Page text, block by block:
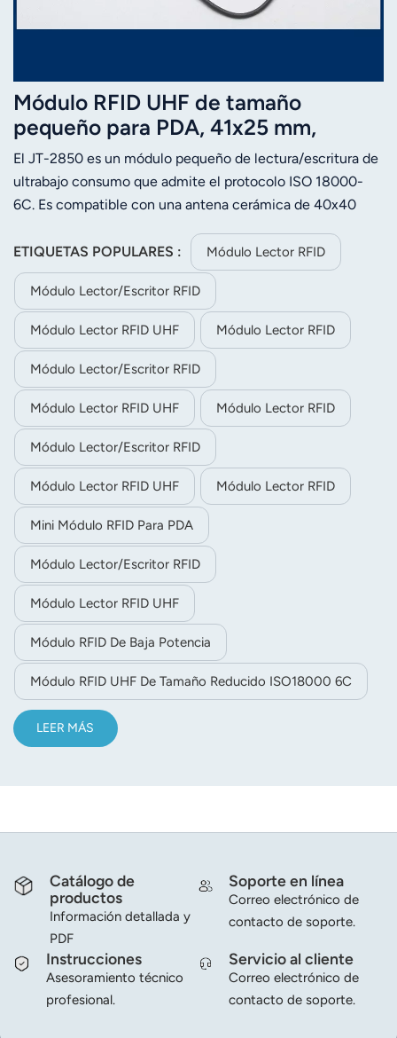
Módulo RFID UHF de tamaño
pequeño para PDA, 41x25 mm,
ISO18000 6C, 0-100 cm, 0-100 cm
El JT-2850 es un módulo pequeño de lectura/escritura de
ultrabajo consumo que admite el protocolo ISO 18000-
6C. Es compatible con una antena cerámica de 40x40
medido puede alcanzar los 60~80 cm.Se puede integrar
fácilmente en terminales portátiles como tabletas y PDA
para habilitar la función de expansión RFID de dichos
dispositivos, y se utiliza ampliamente en otros campos
como la gestión logística, la inspección de calidad de
productos, la gestión de personal, etc.
ETIQUETAS POPULARES : Módulo Lector RFID
Módulo Lector/escritor RFID
Módulo Lector RFID UHF Módulo Lector RFID
Módulo Lector/escritor RFID
Módulo Lector RFID UHF Módulo Lector RFID
Módulo Lector/escritor RFID
Módulo Lector RFID UHF Módulo Lector RFID
Mini Módulo RFID Para PDA
Módulo Lector/escritor RFID
Módulo Lector RFID UHF
Módulo RFID De Baja Potencia
Módulo RFID UHF De Tamaño Reducido ISO18000 6C
LEER MÁS
Catálogo de
productos
Información detallada y
PDF
Soporte en línea
Correo electrónico de
contacto de soporte.
Instrucciones
Asesoramiento técnico
profesional.
Servicio al cliente
Correo electrónico de
contacto de soporte.